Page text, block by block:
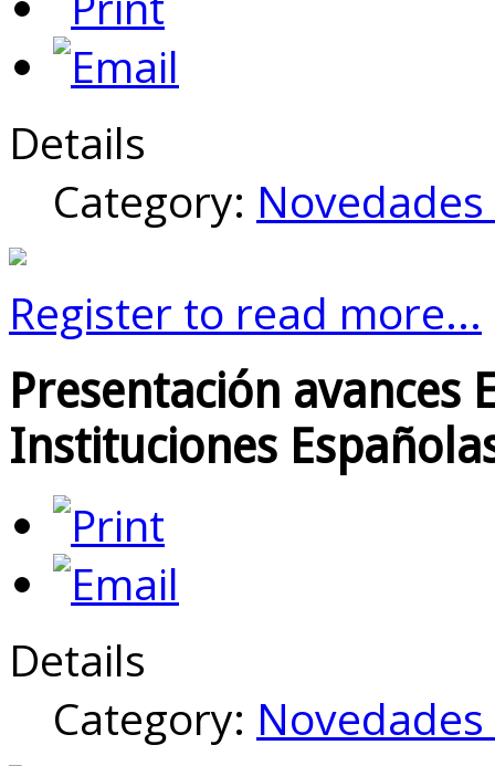
Details
Category:
Register to read more...
Presentación avances
Instituciones
Details
Category: